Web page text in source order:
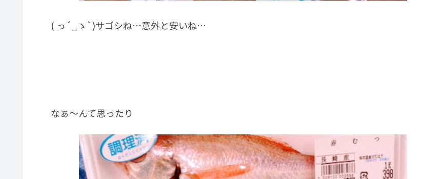
( っ´_ゝ`)サゴシね…意外と安いね…
なぁ～んて思ったり